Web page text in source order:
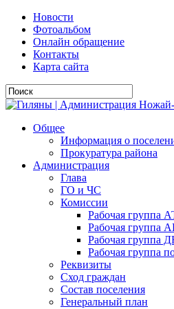
Новости
Фотоальбом
Онлайн обращение
Контакты
Карта сайта
Общее
Информация о
Прокуратура района
Администрация
Глава
ГО и ЧС
Комиссии
Рабочая группа
Рабочая группа
Рабочая группа
Рабочая группа
Реквизиты
Сход граждан
Состав поселения
Генеральный план